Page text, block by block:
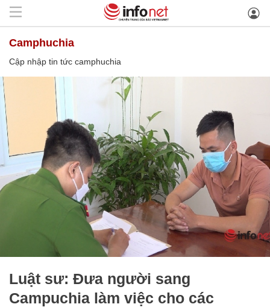
camphuchia
Cập nhập tin tức camphuchia
Luật sư: Đưa người sang
Campuchia làm việc cho các